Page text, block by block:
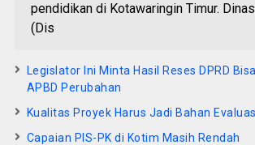
pendidikan di Kotawaringin Timur.
(Dis
Legislator Ini Minta Hasil Reses DPRD
APBD Perubahan
Kualitas Proyek Harus Jadi Bahan
Capaian PIS-PK di Kotim Masih Rendah